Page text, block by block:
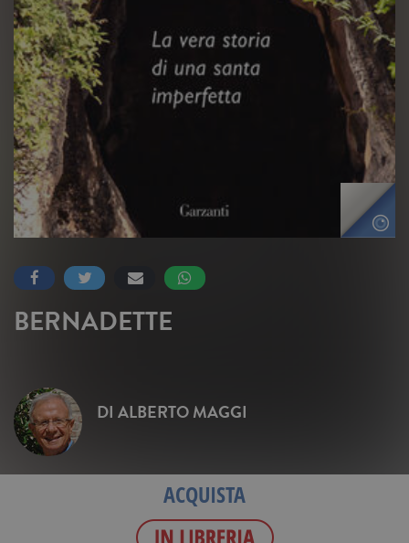
BERNADETTE
DI ALBERTO MAGGI
ACQUISTA